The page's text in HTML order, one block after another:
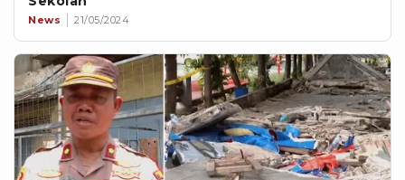
News 21/05/2024